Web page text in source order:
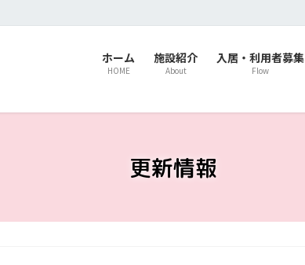
ホーム
HOME
施設紹介
About
入居・利用者募集
Flow
更新情報